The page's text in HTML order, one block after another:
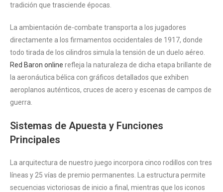
tradición que trasciende épocas.
La ambientación de-combate transporta a los jugadores
directamente a los firmamentos occidentales de 1917, donde
todo tirada de los cilindros simula la tensión de un duelo aéreo.
Red Baron online refleja la naturaleza de dicha etapa brillante de
la aeronáutica bélica con gráficos detallados que exhiben
aeroplanos auténticos, cruces de acero y escenas de campos de
guerra.
Sistemas de Apuesta y Funciones
Principales
La arquitectura de nuestro juego incorpora cinco rodillos con tres
líneas y 25 vías de premio permanentes. La estructura permite
secuencias victoriosas de inicio a final, mientras que los iconos